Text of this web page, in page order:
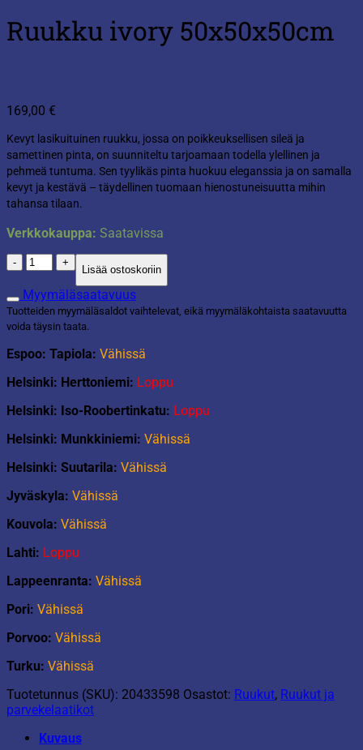
Ruukku ivory 50x50x50cm
169,00 €
Kevyt lasikuituinen ruukku, jossa on poikkeuksellisen sileä ja
samettinen pinta, on suunniteltu tarjoamaan todella ylellinen ja
pehmeä tuntuma. Sen tyylikäs pinta huokuu eleganssia ja on samalla
kevyt ja kestävä – täydellinen tuomaan hienostuneisuutta mihin
tahansa tilaan.
Verkkokauppa: Saatavissa
Ruukku
ivory
50x50x50cm
määrä
Lisää ostoskoriin
Myymäläsaatavuus
Tuotteiden myymäläsaldot vaihtelevat, eikä myymäläkohtaista saatavuutta
voida täysin taata.
Espoo: Tapiola: Vähissä
Helsinki: Herttoniemi: Loppu
Helsinki: Iso-Roobertinkatu: Loppu
Helsinki: Munkkiniemi: Vähissä
Helsinki: Suutarila: Vähissä
Jyväskyla: Vähissä
Kouvola: Vähissä
Lahti: Loppu
Lappeenranta: Vähissä
Pori: Vähissä
Porvoo: Vähissä
Turku: Vähissä
Tuotetunnus (SKU): 20433598 Osastot: Ruukut, Ruukut ja
parvekelaatikot
Kuvaus